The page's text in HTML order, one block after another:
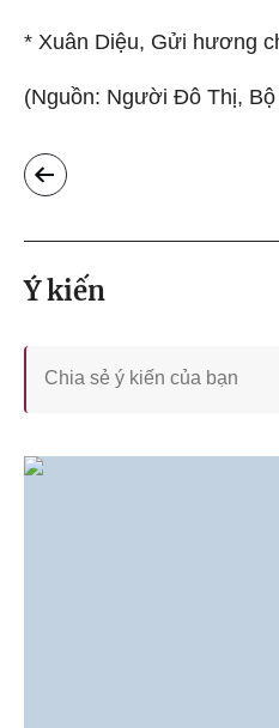
* Xuân Diệu, Gửi hương
(Nguồn: Người Đô Thị,
Ý kiến